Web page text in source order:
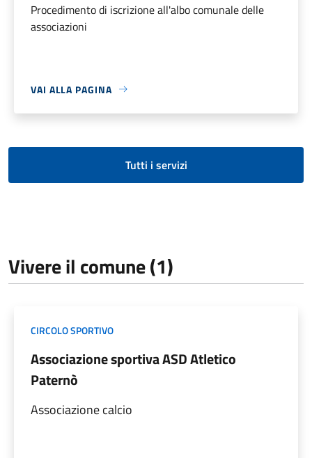
Procedimento di iscrizione all'albo comunale delle
associazioni
VAI ALLA PAGINA
Tutti i servizi
Vivere il comune (1)
CIRCOLO SPORTIVO
Associazione sportiva ASD Atletico
Paternò
Associazione calcio